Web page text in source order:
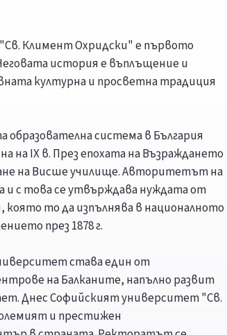
Климент Охридски" е първото
история е въплъщение и
културна и просветна традиция
образователна система в България
на IX в. През епохата на Възраждането
на Висше училище. Авторитетът на
с това се утвърждава нуждата от
то да изпълнява в националното
през 1878 г.
става един от
на Балканите, напълно развит
Днес Софийският университет "Св.
и престижен